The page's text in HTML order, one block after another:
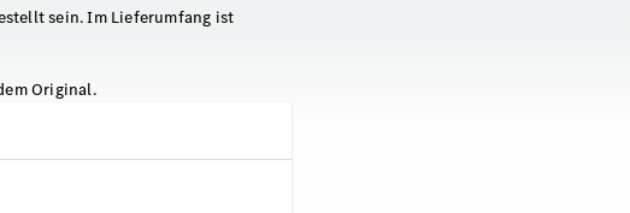
sein. Im Lieferumfang ist
Original.